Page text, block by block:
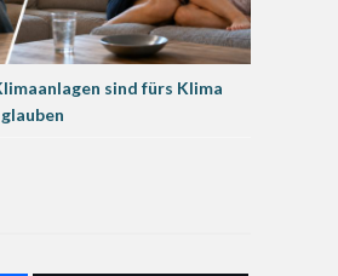
sind fürs Klima